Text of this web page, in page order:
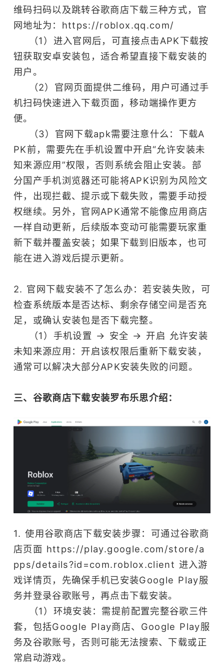
维码扫码以及跳转谷歌商店下载三种方式，官
网地址为：https://roblox.qq.com/
（1）进入官网后，可直接点击APK下载按
钮获取安卓安装包，适合希望直接下载安装的
用户。
（2）官网页面提供二维码，用户可通过手
机扫码快速进入下载页面，移动端操作更方
便。
（3）官网下载apk需要注意什么：下载A
PK前，需要先在手机设置中开启“允许安装未
知来源应用”权限，否则系统会阻止安装。部
分国产手机浏览器还可能将APK识别为风险文
件，出现拦截、提示或下载失败，需要手动授
权继续。另外，官网APK通常不能像应用商店
一样自动更新，后续版本变动可能需要玩家重
新下载并覆盖安装；如果下载到旧版本，也可
能在进入游戏后提示更新。
2. 官网下载安装不了怎么办：若安装失败，可
检查系统版本是否达标、剩余存储空间是否充
足，或确认安装包是否下载完整。
（1）手机设置 → 安全 → 开启 允许安装
未知来源应用：开启该权限后重新下载安装，
通常可以解决大部分APK安装失败的问题。
三、谷歌商店下载安装罗布乐思介绍：
1. 使用谷歌商店下载安装步骤：可通过谷歌商
店页面 https://play.google.com/store/a
pps/details?id=com.roblox.client 进入游
戏详情页，先确保手机已安装Google Play服
务并登录谷歌账号，再点击下载安装。
（1）环境安装：需提前配置完整谷歌三件
套，包括Google Play商店、Google Play服
务及谷歌账号，否则可能无法搜索、下载或正
常启动游戏。